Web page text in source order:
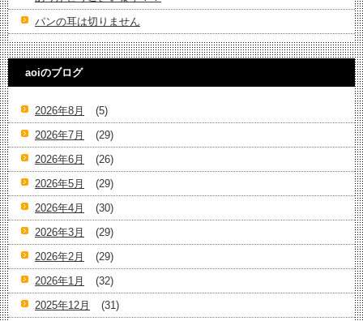
パンの耳は切りません
aoiのブログ
2026年8月
(5)
2026年7月
(29)
2026年6月
(26)
2026年5月
(29)
2026年4月
(30)
2026年3月
(29)
2026年2月
(29)
2026年1月
(32)
2025年12月
(31)